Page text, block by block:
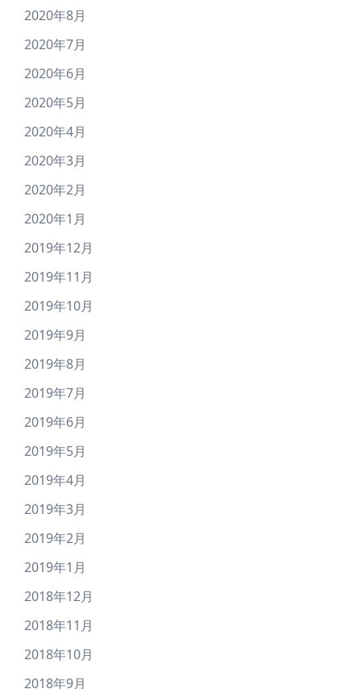
2020年8月
2020年7月
2020年6月
2020年5月
2020年4月
2020年3月
2020年2月
2020年1月
2019年12月
2019年11月
2019年10月
2019年9月
2019年8月
2019年7月
2019年6月
2019年5月
2019年4月
2019年3月
2019年2月
2019年1月
2018年12月
2018年11月
2018年10月
2018年9月